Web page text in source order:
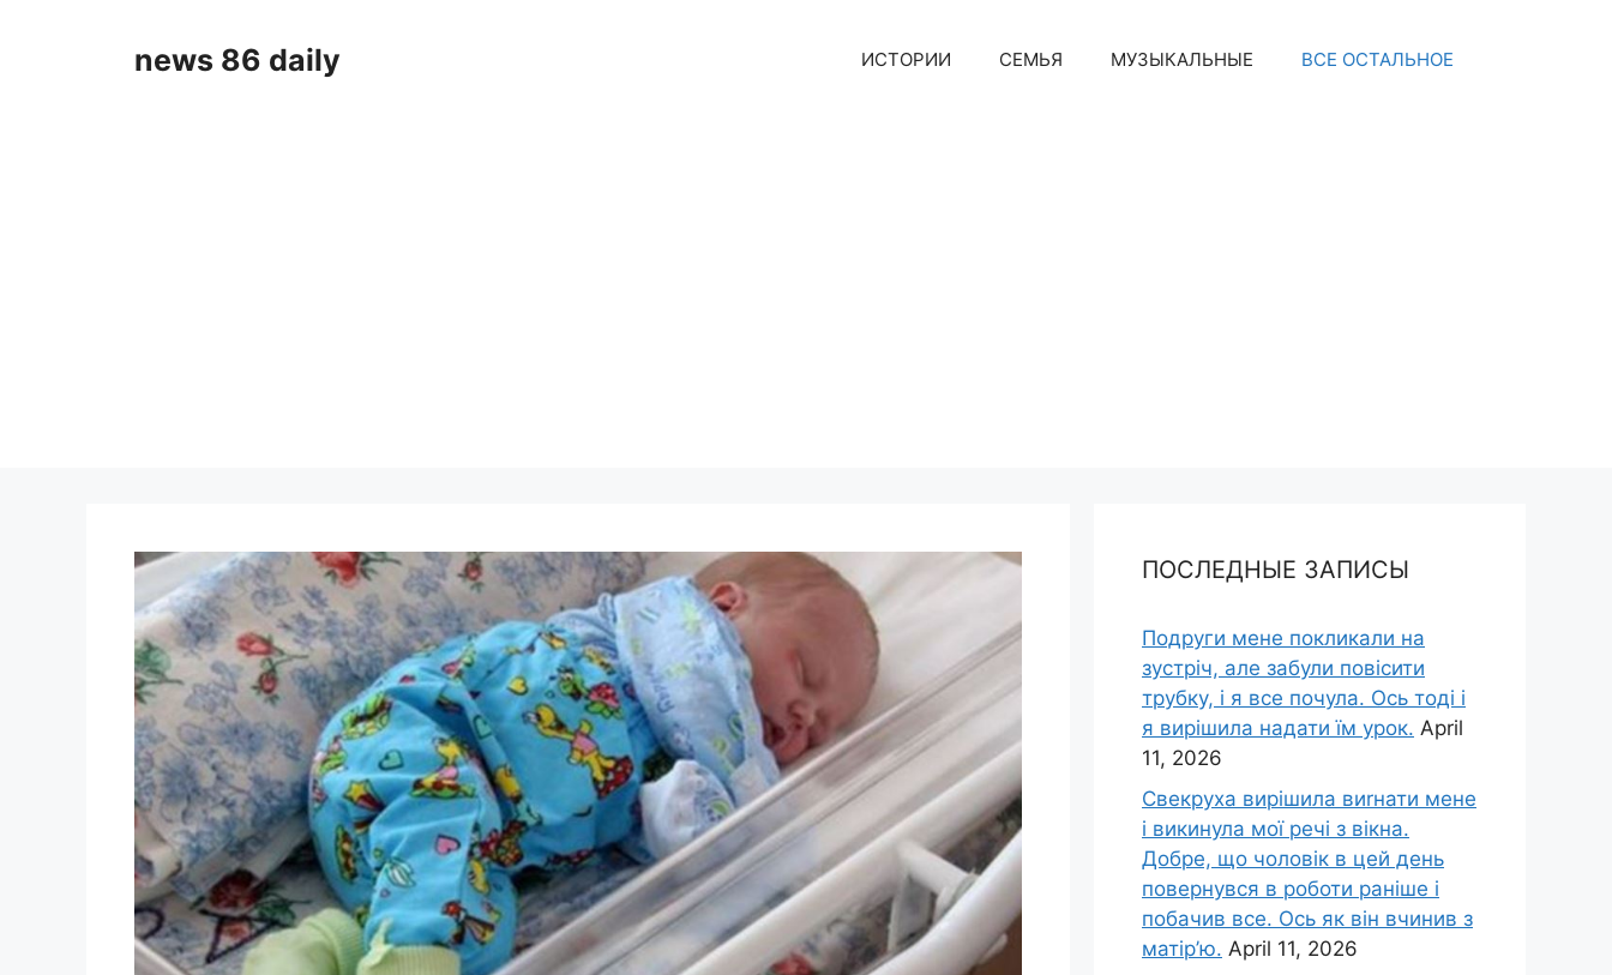
news 86 daily ИСТОРИИ СЕМЬЯ МУЗЫКАЛЬНЫЕ ВСЕ ОСТАЛЬНОЕ
ПОСЛЕДНЫЕ ЗАПИСЫ
Подруги мене покликали на
зустріч, але забули повісити
трубку, і я все почула. Ось тоді і
я вирішила надати їм урок. April
11, 2026
Свекруха вирішила виrнати мене
і викинула мої речі з вікна.
Добре, що чоловік в цей день
повернувся в роботи раніше і
побачив все. Ось як він вчинив з
матір’ю. April 11, 2026